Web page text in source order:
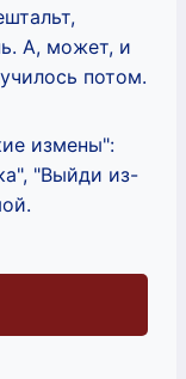
А, может, и
потом.
измены":
"Выйди из-